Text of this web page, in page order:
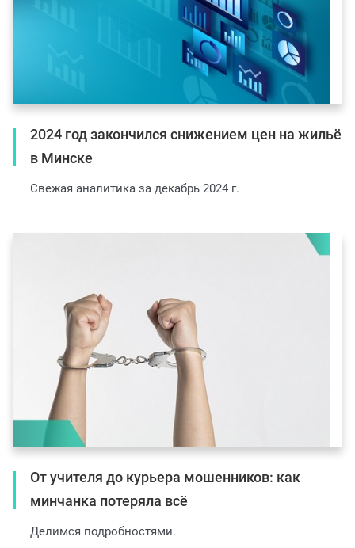
2024 год закончился снижением цен на жильё
в Минске
Свежая аналитика за декабрь 2024 г.
От учителя до курьера мошенников: как
минчанка потеряла всё
Делимся подробностями.